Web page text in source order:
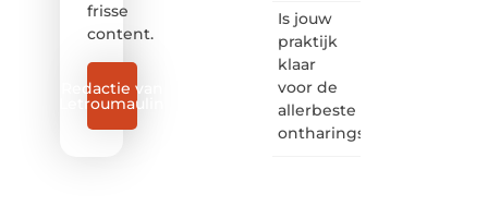
frisse
content.
Redactie van
Letroumaulin
Is jouw
praktijk
klaar
voor de
allerbeste
ontharingslaser?